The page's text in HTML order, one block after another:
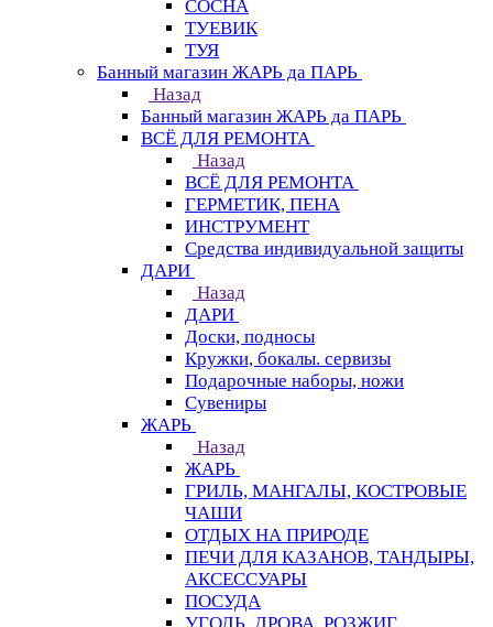
СОСНА
ТУЕВИК
ТУЯ
Банный магазин ЖАРЬ да ПАРЬ
Назад
Банный магазин ЖАРЬ да ПАРЬ
ВСЁ ДЛЯ РЕМОНТА
Назад
ВСЁ ДЛЯ РЕМОНТА
ГЕРМЕТИК, ПЕНА
ИНСТРУМЕНТ
Средства индивидуальной защиты
ДАРИ
Назад
ДАРИ
Доски, подносы
Кружки, бокалы. сервизы
Подарочные наборы, ножи
Сувениры
ЖАРЬ
Назад
ЖАРЬ
ГРИЛЬ, МАНГАЛЫ, КОСТРОВЫЕ
ЧАШИ
ОТДЫХ НА ПРИРОДЕ
ПЕЧИ ДЛЯ КАЗАНОВ, ТАНДЫРЫ,
АКСЕССУАРЫ
ПОСУДА